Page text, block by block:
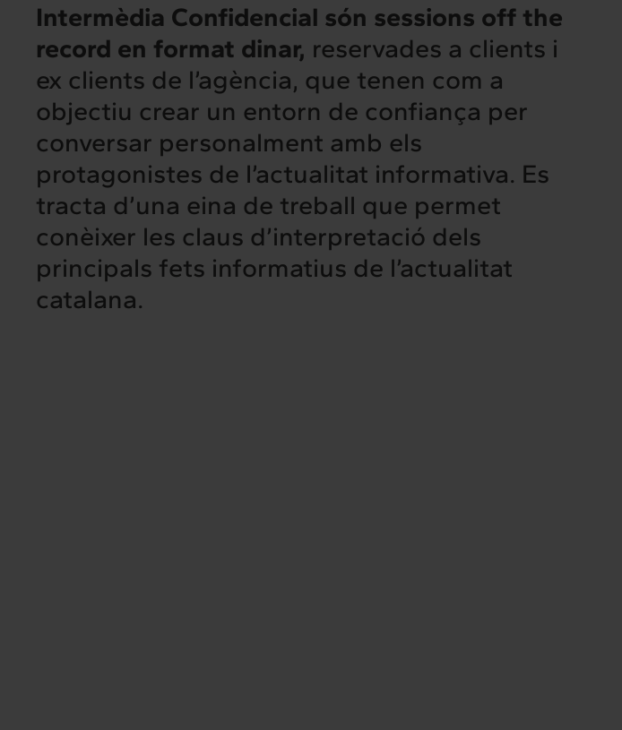
Intermèdia Confidencial són sessions off the
record en format dinar, reservades a clients i
ex clients de l’agència, que tenen com a
objectiu crear un entorn de confiança per
conversar personalment amb els
protagonistes de l’actualitat informativa. Es
tracta d’una eina de treball que permet
conèixer les claus d’interpretació dels
principals fets informatius de l’actualitat
catalana.